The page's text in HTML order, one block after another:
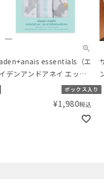
サブヒロモリ マリット ステ
ンレス4点ロックランチコン
全2種
¥2,750税込